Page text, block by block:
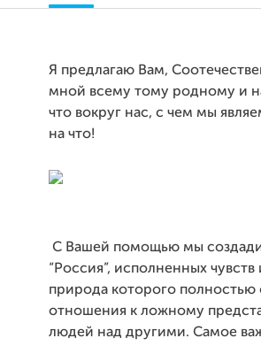
Я предлагаю Вам,
мной всему тому родному и
что вокруг нас, с чем мы
на что!
С Вашей помощью мы
“Россия”, исполненных
природа которого
отношения к ложному
людей над другими. Самое